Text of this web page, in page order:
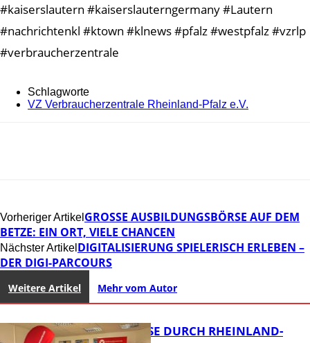
#kaiserslautern #kaiserslauterngermany #Lautern
#nachrichtenkl #ktown #klnews #pfalz #westpfalz #vzrlp
#verbraucherzentrale
Schlagworte
VZ Verbraucherzentrale Rheinland-Pfalz e.V.
Vorheriger Artikel GROSSE AUSBILDUNGSBÖRSE AUF DEM B
ETZE: EIN ORT, VIELE CHANCEN
Nächster Artikel DIGITALISIERUNG SPIELERISCH ERLEBEN –
DER DIGI-PARCOURS
Weitere Artikel Mehr vom Autor
SOMMERREISE DURCH RHEINLAND-